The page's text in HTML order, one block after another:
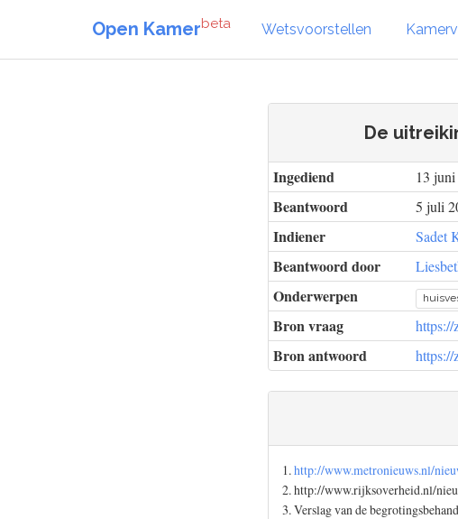
Open Kamerbeta Wetsvoorstellen
De
Ingediend 13
Beantwoord 5 juli
Indiener Sadet
Beantwoord door
Onderwerpen
Bron vraag
Bron antwoord
1.http://www.metronieuws.nl/
2. http://www.rijksoverheid.nl/
3. Verslag van de